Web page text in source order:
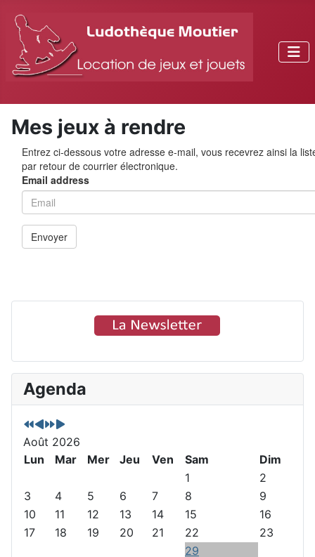
Mes jeux à rendre
Agenda
A
n
n
é
e
p
é
c
é
M
o
i
s
p
r
é
d
A
n
n
é
e
M
o
i
s
s
u
v
a
n
Août 2026
Lun
Mar Mer Jeu Ven Sam
Dim
1
2
3
4 5 6 7 8
9
10
11 12 13 14 15
16
17
18 19 20 21 22 23
29